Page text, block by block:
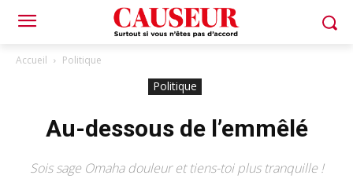
Accueil Politique
Politique
Au-dessous de l’emmêlé
Sois sage Omaha douleur et tiens-toi plus tranquille !